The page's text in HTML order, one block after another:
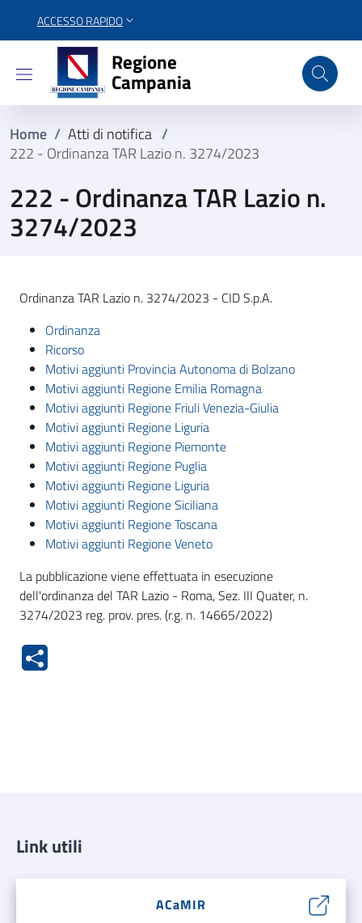
ACCESSO RAPIDO
Regione Campania
Regione
Campania
Home / Atti di notifica /
222 - Ordinanza TAR Lazio n. 3274/2023
222 - Ordinanza TAR Lazio n.
3274/2023
Ordinanza TAR Lazio n. 3274/2023 - CID S.p.A.
Ordinanza
Ricorso
Motivi aggiunti Provincia Autonoma di Bolzano
Motivi aggiunti Regione Emilia Romagna
Motivi aggiunti Regione Friuli Venezia-Giulia
Motivi aggiunti Regione Liguria
Motivi aggiunti Regione Piemonte
Motivi aggiunti Regione Puglia
Motivi aggiunti Regione Liguria
Motivi aggiunti Regione Siciliana
Motivi aggiunti Regione Toscana
Motivi aggiunti Regione Veneto
La pubblicazione viene effettuata in esecuzione
dell'ordinanza del TAR Lazio - Roma, Sez. III Quater, n.
3274/2023 reg. prov. pres. (r.g. n. 14665/2022)
Link utili
ACaMIR